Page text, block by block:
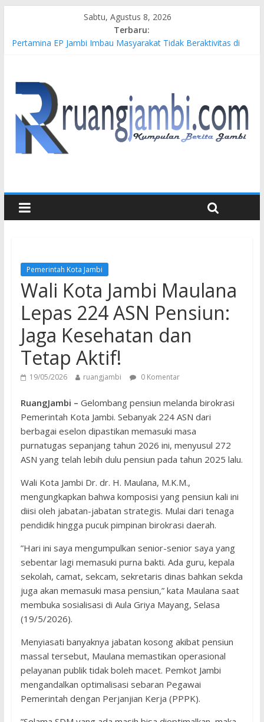
Sabtu, Agustus 8, 2026
Terbaru:
Pertamina EP Jambi Imbau Masyarakat Tidak Beraktivitas di
Didampingi Pengacara Chris Januardi
Hj. Hesti Haris Dorong Lahirnya Wirausaha Muda Melalui
Pelatihan Batik Kontemporer PKW
Siap Dukung Kegiatan Hulu Migas, Kapolda Jambi Kunjungi
FSO 115
Gubernur Al Haris Buka Turnamen Tenis Antar Alumni
Pemerintah Kota Jambi
Wali Kota Jambi Maulana
Lepas 224 ASN Pensiun:
Jaga Kesehatan dan
Tetap Aktif!
19/05/2026 ruangjambi 0 Komentar
RuangJambi – Gelombang pensiun melanda birokrasi
Pemerintah Kota Jambi. Sebanyak 224 ASN dari
berbagai eselon dipastikan memasuki masa
purnatugas sepanjang tahun 2026 ini, menyusul 272
ASN yang telah lebih dulu pensiun pada tahun 2025 lalu.
​Wali Kota Jambi Dr. dr. H. Maulana, M.K.M.,
mengungkapkan bahwa komposisi yang pensiun kali ini
diisi oleh jabatan-jabatan strategis. Mulai dari tenaga
pendidik hingga pucuk pimpinan birokrasi daerah.
​”Hari ini saya mengumpulkan senior-senior saya yang
sebentar lagi memasuki purna bakti. Ada guru, kepala
sekolah, camat, sekcam, sekretaris dinas bahkan sekda
juga akan memasuki masa pensiun,” kata Maulana saat
membuka sosialisasi di Aula Griya Mayang, Selasa
(19/5/2026).
​Menyiasati banyaknya jabatan kosong akibat pensiun
massal tersebut, Maulana memastikan operasional
pelayanan publik tidak boleh macet. Pemkot Jambi
mengandalkan optimalisasi sebaran Pegawai
Pemerintah dengan Perjanjian Kerja (PPPK).